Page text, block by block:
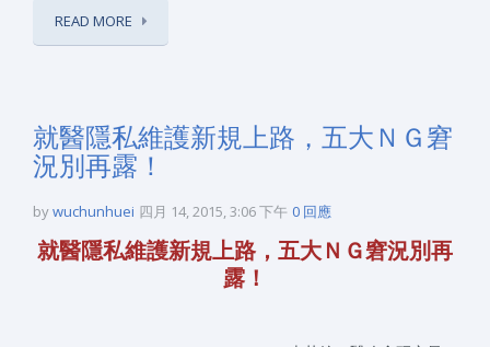
READ MORE
就醫隱私維護新規上路，五大ＮＧ窘
況別再露！
bywuchunhuei 四月 14, 2015, 3:06 下午 0 回應
就醫隱私維護新規上路，五大ＮＧ窘況別再
露！